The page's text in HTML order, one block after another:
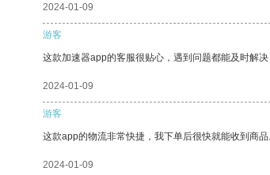
2024-01-09
游客
这款加速器app的客服很贴心，遇到问题都能及时解决
2024-01-09
游客
这款app的物流非常快捷，我下单后很快就能收到商品
2024-01-09